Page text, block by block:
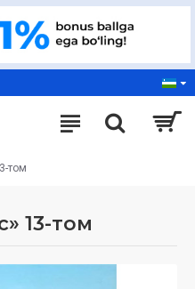
том
13-том